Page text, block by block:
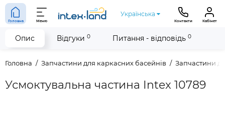
Головна Меню
Українська
Контакти Кабінет
Головна Запчастини для каркасних басейнів Запчастини
Усмоктувальна частина Intex 10789
Опис Відгуки 0 Питання - відповідь 0